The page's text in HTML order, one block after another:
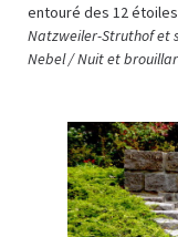
entouré des 12
Natzweiler-Struthof et
Nebel / Nuit et